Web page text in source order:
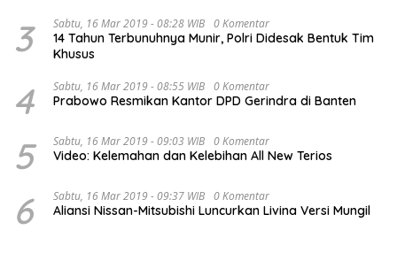
3 Sabtu, 16 Mar 2019 - 08:28 WIB 0 Komentar
14 Tahun Terbunuhnya Munir, Polri Didesak Bentuk Tim
Khusus
4 Sabtu, 16 Mar 2019 - 08:55 WIB 0 Komentar
Prabowo Resmikan Kantor DPD Gerindra di Banten
5 Sabtu, 16 Mar 2019 - 09:03 WIB 0 Komentar
Video: Kelemahan dan Kelebihan All New Terios
6 Sabtu, 16 Mar 2019 - 09:37 WIB 0 Komentar
Aliansi Nissan-Mitsubishi Luncurkan Livina Versi Mungil